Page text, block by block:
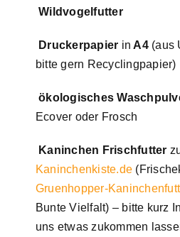
Wildvogelfutter
Druckerpapier in A4(aus
bitte gern Recyclingpapier)
ökologisches
Ecover oder Frosch
Kaninchen Frischfutter
Kaninchenkiste.de
Gruenhopper-
Bunte Vielfalt) – bitte kurz
uns etwas zukommen